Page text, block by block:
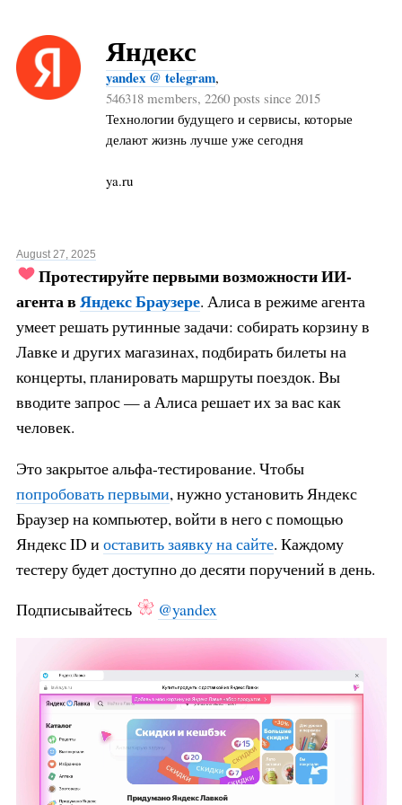
Яндекс
yandex @ telegram,
546318 members, 2260 posts since 2015
Технологии будущего и сервисы, которые
делают жизнь лучше уже сегодня
ya.ru
August 27, 2025
Протестируйте первыми возможности ИИ-
агента вЯндекс Браузере. Алиса в режиме агента
умеет решать рутинные задачи: собирать корзину в
Лавке и других магазинах, подбирать билеты на
концерты, планировать маршруты поездок. Вы
вводите запрос — а Алиса решает их за вас как
человек.
Это закрытое альфа-тестирование. Чтобы
попробовать первыми, нужно установить Яндекс
Браузер на компьютер, войти в него с помощью
Яндекс ID и оставить заявку на сайте. Каждому
тестеру будет доступно до десяти поручений в день.
Подписывайтесь
@yandex